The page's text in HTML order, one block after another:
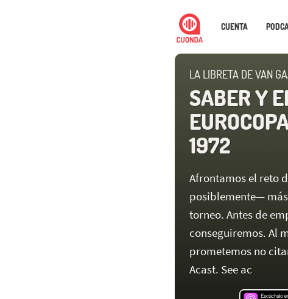
CUENTA
LA LIBRETA DE VAN
SABER Y
1972
Afrontamos el reto
posiblemente—
torneo. Antes de
conseguiremos. Al
prometemos no
Acast. See ac